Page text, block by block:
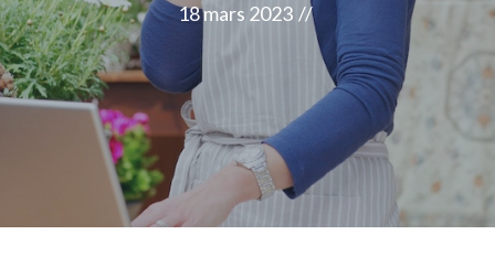
18 mars 2023 //